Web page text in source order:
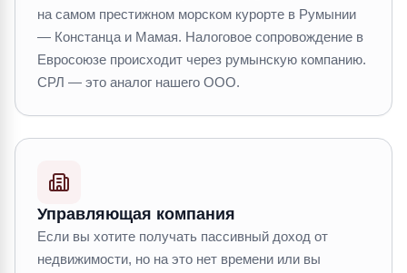
на самом престижном морском курорте в Румынии
— Констанца и Мамая. Налоговое сопровождение в
Евросоюзе происходит через румынскую компанию.
СРЛ — это аналог нашего ООО.
Управляющая компания
Если вы хотите получать пассивный доход от
недвижимости, но на это нет времени или вы